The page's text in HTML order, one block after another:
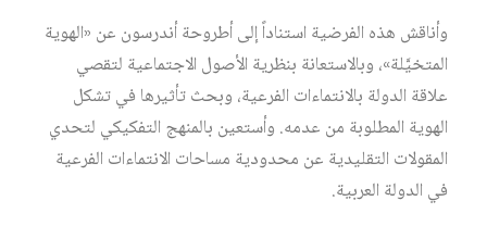
وأناقش هذه الفرضية استناداً إلى أطروحة أندرسون عن «الهوية
المتخيَّلة»، وبالاستعانة بنظرية الأصول الاجتماعية لتقصي
علاقة الدولة بالانتماءات الفرعية، وبحث تأثيرها في تشكل
الهوية المطلوبة من عدمه. وأستعين بالمنهج التفكيكي لتحدي
المقولات التقليدية عن محدودية مساحات الانتماءات الفرعية
في الدولة العربية.